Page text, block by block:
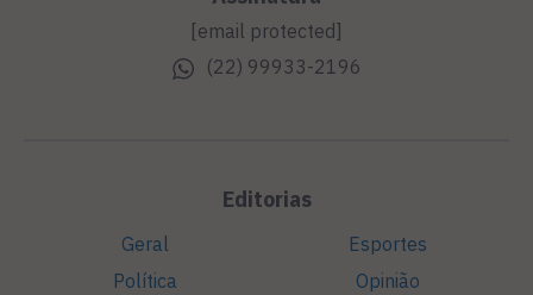
[email protected]
(22) 99933-2196
Editorias
Geral
Política
Esportes
Opinião